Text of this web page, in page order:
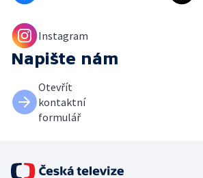
Instagram
Napište nám
Otevřít
kontaktní
formulář